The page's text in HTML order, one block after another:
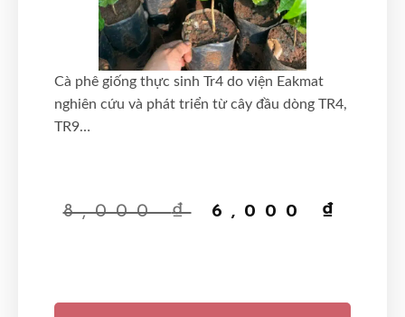
Cà phê giống thực sinh Tr4 do viện Eakmat
nghiên cứu và phát triển từ cây đầu dòng TR4,
TR9…
8,000₫ 6,000 ₫